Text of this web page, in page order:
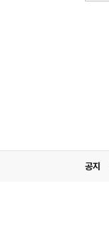
공지